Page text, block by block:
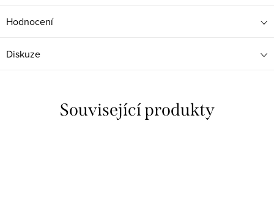
Hodnocení
Diskuze
Související produkty